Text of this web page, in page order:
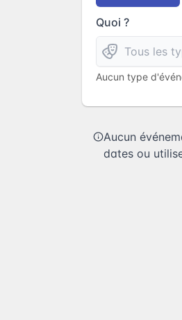
Quoi ?
Aucun type
Aucun
dates ou